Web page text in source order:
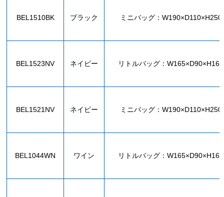
BEL1510BK ブラック ミニバッグ：W190×D110×H250
BEL1523NV ネイビー リトルバッグ：
BEL1521NV ネイビー ミニバッグ：W190×D110×H250
BEL1044WN ワイン リトルバッグ：